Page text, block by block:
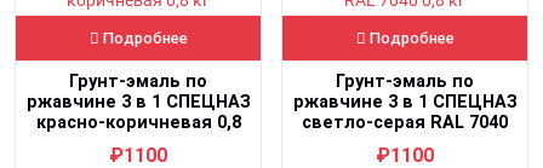
Подробнее
Грунт-эмаль по
ржавчине 3 в 1 СПЕЦНАЗ
красно-коричневая 0,8
кг
₽1100
Подробнее
Грунт-эмаль по
ржавчине 3 в 1 СПЕЦНАЗ
светло-серая RAL 7040
0,8 кг
₽1100